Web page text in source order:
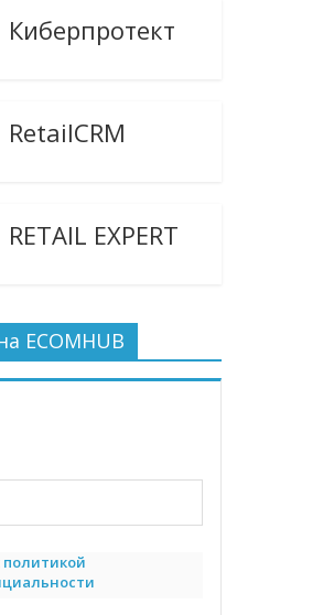
Киберпротект
RetailCRM
RETAIL EXPERT
ECOMHUB
политикой